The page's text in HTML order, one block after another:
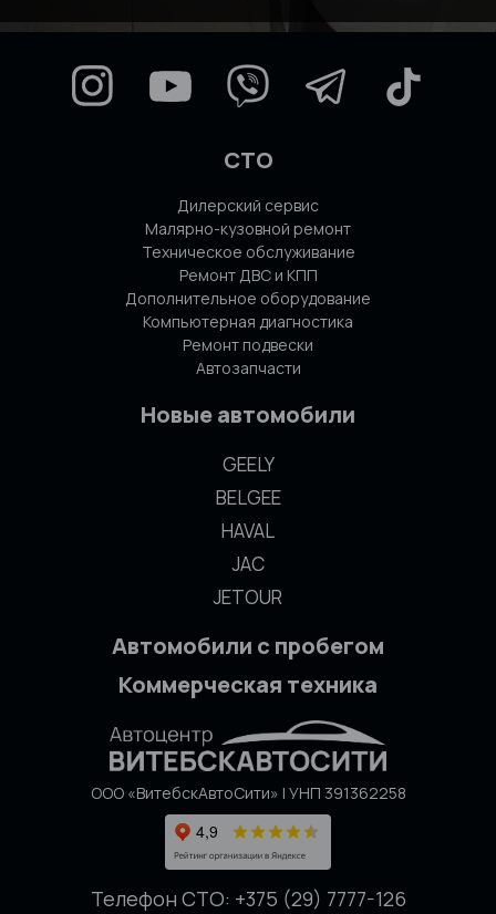
СТО
Дилерский сервис
Малярно-кузовной ремонт
Техническое обслуживание
Ремонт ДВС и КПП
Дополнительное оборудование
Компьютерная диагностика
Ремонт подвески
Автозапчасти
Новые автомобили
GEELY
BELGEE
HAVAL
JAC
JETOUR
Автомобили с пробегом
Коммерческая техника
ООО «ВитебскАвтоСити» | УНП 391362258
Телефон СТО: +375 (29) 7777-126